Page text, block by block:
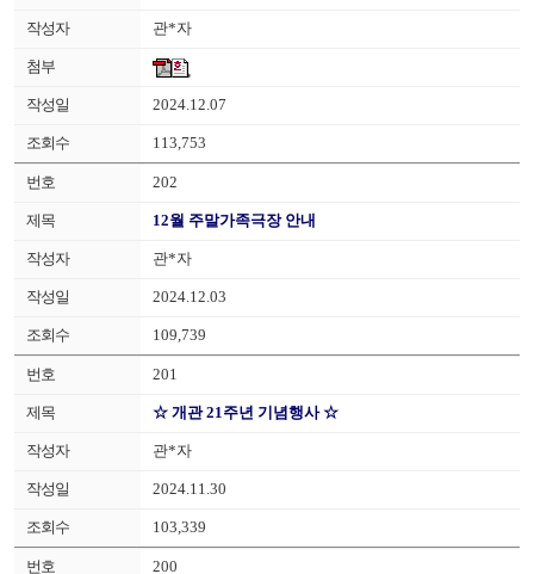
관*자
2024.12.07
113,753
202
12월 주말가족극장 안내
관*자
2024.12.03
109,739
201
☆ 개관 21주년 기념행사 ☆
관*자
2024.11.30
103,339
200